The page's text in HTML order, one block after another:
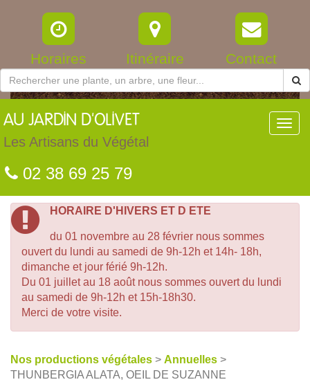
Horaires Itinéraire Contact
AU JARDIN D'OLIVET
Les Artisans du Végétal
02 38 69 25 79
HORAIRE D'HIVERS ET D ETE
du 01 novembre au 28 février nous sommes
ouvert du lundi au samedi de 9h-12h et 14h- 18h,
dimanche et jour férié 9h-12h.
Du 01 juillet au 18 août nous sommes ouvert du lundi
au samedi de 9h-12h et 15h-18h30.
Merci de votre visite.
Nos productions végétales > Annuelles >
THUNBERGIA ALATA, OEIL DE SUZANNE